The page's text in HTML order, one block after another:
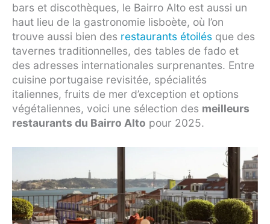
bars et discothèques, le Bairro Alto est aussi un
haut lieu de la gastronomie lisboète, où l’on
trouve aussi bien des restaurants étoilés que des
tavernes traditionnelles, des tables de fado et
des adresses internationales surprenantes. Entre
cuisine portugaise revisitée, spécialités
italiennes, fruits de mer d’exception et options
végétaliennes, voici une sélection des meilleurs
restaurants du Bairro Alto pour 2025.